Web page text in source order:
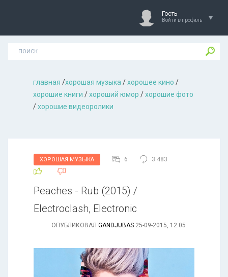
Гость
Войти в профиль
главная /хорошая музыкa /хорошее кино /
хорошие книги /хороший юмор /хорошие фото
/хорошие видеоролики
ХОРОШАЯ МУЗЫКА 6 3 483
Peaches - Rub (2015) /
Electroclash, Electronic
ОПУБЛИКОВАЛ GANDJUBAS 25-09-2015, 12:05